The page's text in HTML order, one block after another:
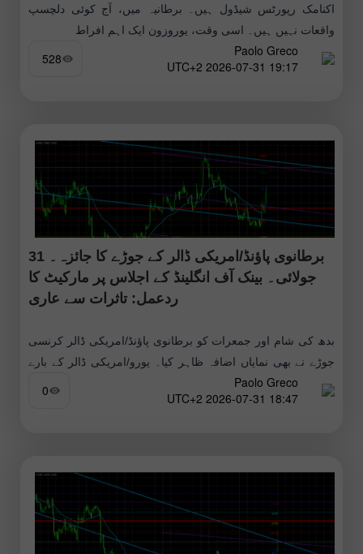
اکنامک رپورٹس شیڈول ہیں۔ برطانیہ میں، آج کوئی دلچسپ
واقعات نہیں ہیں۔ اسی وقت، یوروزون ایک اہم افراط
Paolo Greco
19:17 2026-07-31 UTC+2
528
برطانوی پاؤنڈ/امریکی ڈالر کے جوڑے کا جائزہ۔ 31
جولائی۔ بینک آف انگلینڈ کے اجلاس پر مارکیٹ کا
ردعمل: تاثرات سے عاری
بدھ کی شام اور جمعرات کو برطانوی پاؤنڈ/امریکی ڈالر کرنسی
جوڑے نے بھی نمایاں اضافہ ظاہر کیا۔ یورو/امریکی ڈالر کے بارے
میں اپنے مضمون میں، ہم نے FOMC اجلاس
Paolo Greco
18:47 2026-07-31 UTC+2
0